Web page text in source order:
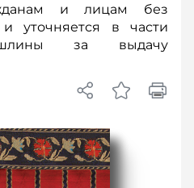
и лицам без
уточняется в части
за выдачу